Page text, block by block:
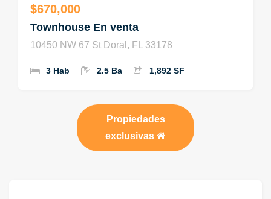
$670,000
Townhouse En venta
10450 NW 67 St Doral, FL 33178
3 Hab 2.5 Ba 1,892 SF
Propiedades
exclusivas